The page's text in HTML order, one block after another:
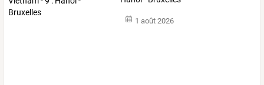
1 août 2026